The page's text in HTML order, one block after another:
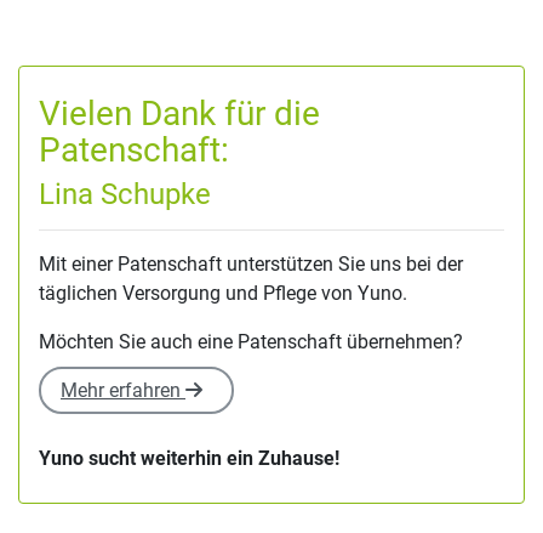
Vielen Dank für die
Patenschaft:
Lina Schupke
Mit einer Patenschaft unterstützen Sie uns bei der
täglichen Versorgung und Pflege von Yuno.
Möchten Sie auch eine Patenschaft übernehmen?
Mehr erfahren
Yuno sucht weiterhin ein Zuhause!